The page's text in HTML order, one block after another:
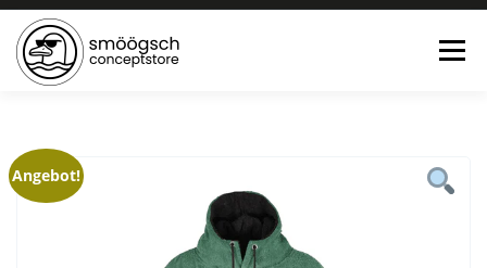
Menü
KONTAKT 0 ARTIKEL
Angebot!